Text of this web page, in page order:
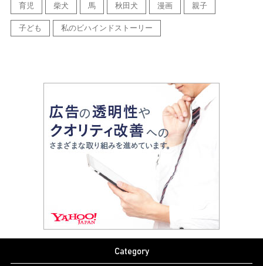
育児 柴犬 馬 秋田犬 漫画 親子
子ども 私のビハインドストーリー
Category